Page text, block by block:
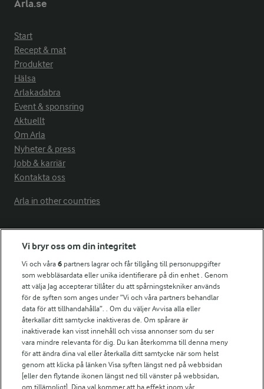
Arla.se
Start
Recept & mat
Produkter
Hälsa
Arlakadabra
Event & sponsring
Aktuellt
Om Arla
Nyheter & press
Jobb & karriär
Kontakta oss
Arla in other countries
Fler Arlasajter
För ägare
Arlas kundportal
Arla.com
Falbygdens Ost
Arla webbshop
Bildbank
Vi bryr oss om din integritet
Vi och våra6 partners lagrar och får tillgång till personuppgifter
som webbläsardata eller unika identifierare på din enhet . Genom
att välja Jag accepterar tillåter du att spårningstekniker används
för de syften som anges under ”Vi och våra partners behandlar
data för att tillhandahålla”. . Om du väljer Avvisa alla eller
återkallar ditt samtycke inaktiveras de. Om spårare är
inaktiverade kan visst innehåll och vissa annonser som du ser
vara mindre relevanta för dig. Du kan återkomma till denna meny
för att ändra dina val eller återkalla ditt samtycke när som helst
genom att klicka på länken Visa syften längst ned på webbsidan
[eller den flytande ikonen längst ned till vänster på webbsidan,
om tillämpligt]. Dina val kommer att ha effekt inom vår